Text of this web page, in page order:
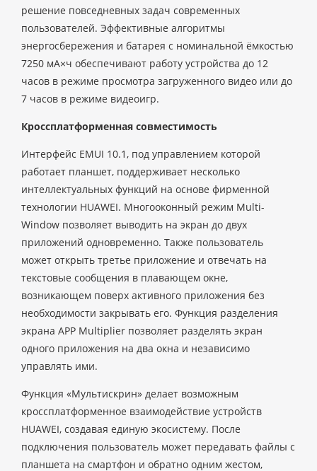
решение повседневных задач современных
пользователей. Эффективные алгоритмы
энергосбережения и батарея с номинальной ёмкостью
7250 мА×ч обеспечивают работу устройства до 12
часов в режиме просмотра загруженного видео или до
7 часов в режиме видеоигр.
Кроссплатформенная совместимость
Интерфейс EMUI 10.1, под управлением которой
работает планшет, поддерживает несколько
интеллектуальных функций на основе фирменной
технологии HUAWEI. Многооконный режим Multi-
Window позволяет выводить на экран до двух
приложений одновременно. Также пользователь
может открыть третье приложение и отвечать на
текстовые сообщения в плавающем окне,
возникающем поверх активного приложения без
необходимости закрывать его. Функция разделения
экрана APP Multiplier позволяет разделять экран
одного приложения на два окна и независимо
управлять ими.
Функция «Мультискрин» делает возможным
кроссплатформенное взаимодействие устройств
HUAWEI, создавая единую экосистему. После
подключения пользователь может передавать файлы с
планшета на смартфон и обратно одним жестом,